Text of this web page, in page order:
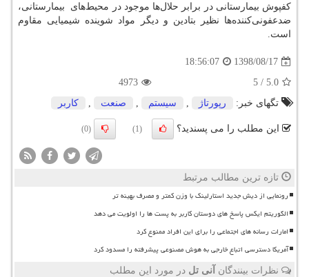
کفپوش بیمارستانی در برابر حلال‌ها موجود در محیط‌های بیمارستانی،
ضدعفونی‌کننده‌ها نظیر بتادین و دیگر مواد شوینده شیمیایی مقاوم
است.
1398/08/17
18:56:07
5.0
/
5
4973
تگهای خبر:
رپورتاژ , سیستم , صنعت , كاربر
این مطلب را می پسندید؟ (1)
(0)
تازه ترین مطالب مرتبط
رونمایی از دیش جدید استارلینک با وزن کمتر و مصرف بهینه تر
الگوریتم ایکس پاسخ های دوستان کاربر به پست ها را اولویت می دهد
امارات رسانه های اجتماعی را برای این افراد ممنوع کرد
آمریکا دسترسی اتباع خارجی به هوش مصنوعی پیشرفته را مسدود کرد
نظرات بینندگان آنی تل در مورد این مطلب